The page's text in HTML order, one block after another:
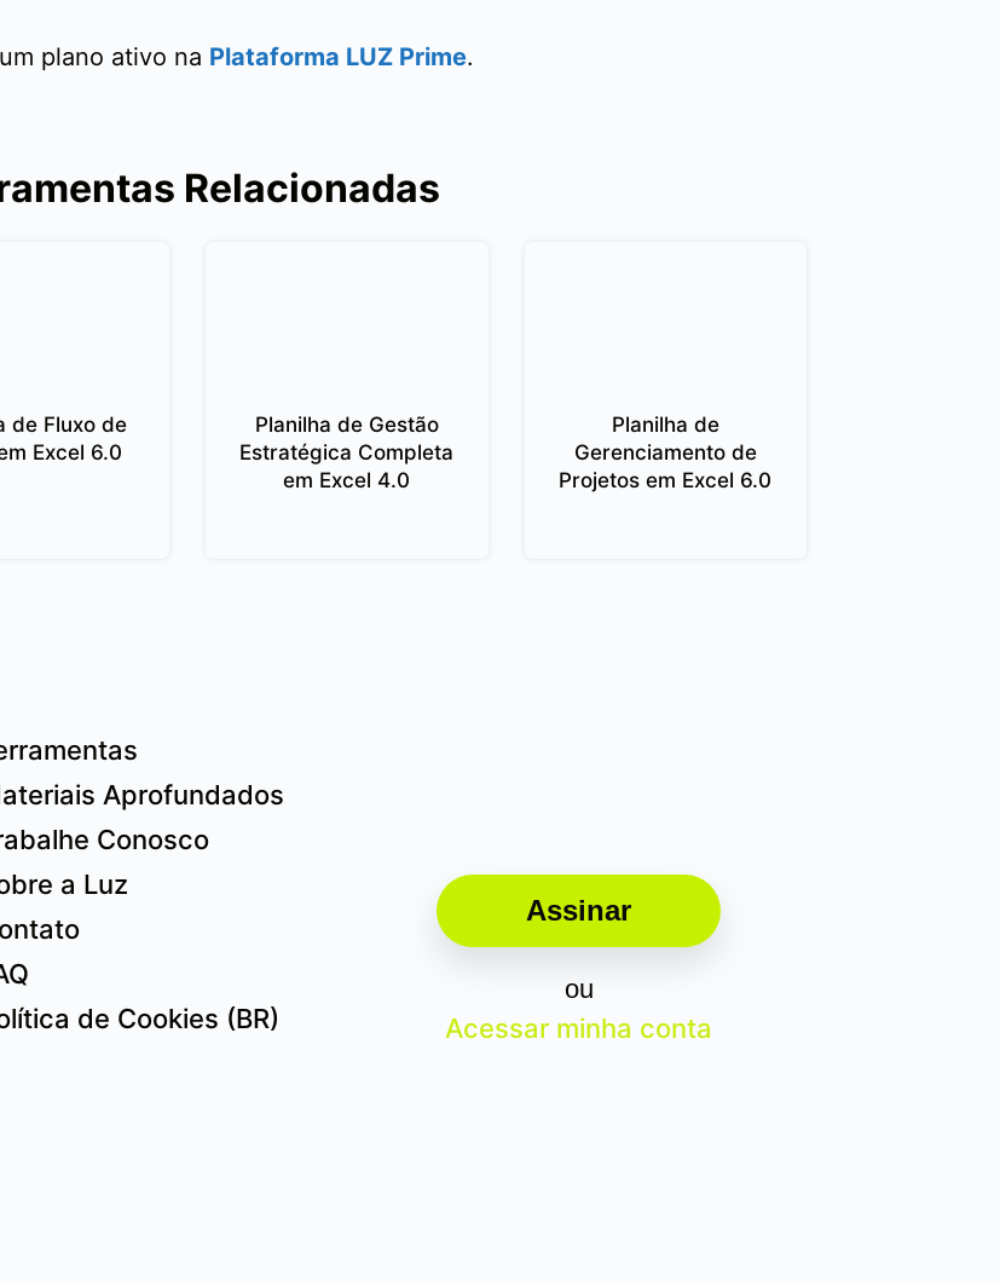
plano ativo na Plataforma LUZ Prime.
Relacionadas
de Fluxo de
Excel 6.0
Planilha de Gestão
Estratégica Completa
em Excel 4.0
Planilha de
Gerenciamento de
Projetos em Excel 6.0
Aprofundados
Conosco
a Luz
de Cookies (BR)
Assinar
ou
Acessar minha conta